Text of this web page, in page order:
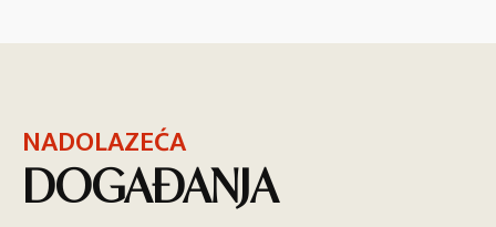
NADOLAZEĆA
DOGAĐANJA